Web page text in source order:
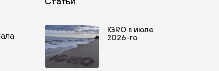
IGRO в июле
2026-го